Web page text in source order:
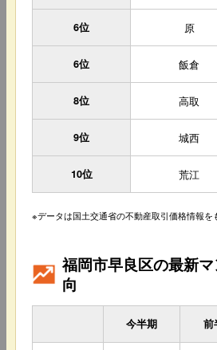
6位 原
6位 飯倉
8位 高取
9位 城西
10位 荒江
※データは国土交通省の不動産取引価格情報を
福岡市早良区の最新
向
今半期 前